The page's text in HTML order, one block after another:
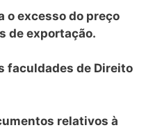
o excesso do preço
de exportação.
faculdades de Direito
relativos à